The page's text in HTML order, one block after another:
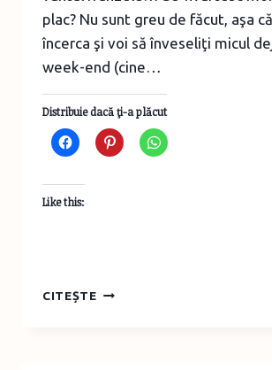
plac? Nu sunt greu de făcut, aşa
încerca şi voi să înveseliţi micul
week-end (cine…
Distribuie dacă ţi-a plăcut
Like this:
CITEȘTETOAMNA